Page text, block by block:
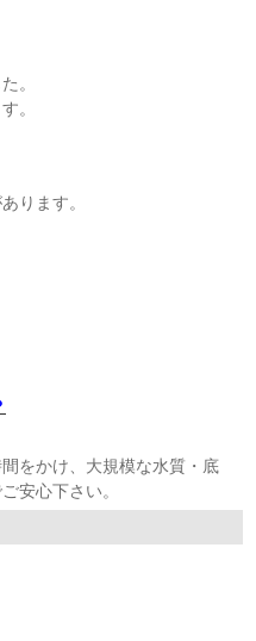
。
。
ります。
をかけ、大規模な水質・底
安心下さい。